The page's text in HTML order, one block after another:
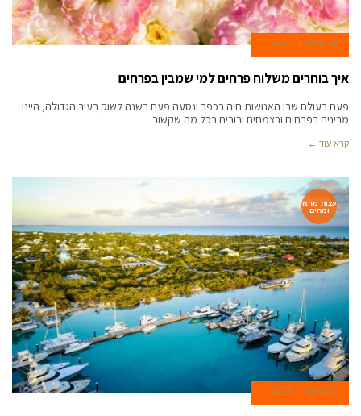
30 באפריל 2024
איך בוחרים משלוח פרחים למי שמבין בפרחים
פעם בעולם שבו האנושות חיה בכפר ונסעה פעם בשנה לשוק בעיר הגדולה, היינו
מבינים בפרחים ובצמחים ובורים בכל מה שקשור
קרא עוד ←
עצות מהמ
ומחים
25 באפריל 2024